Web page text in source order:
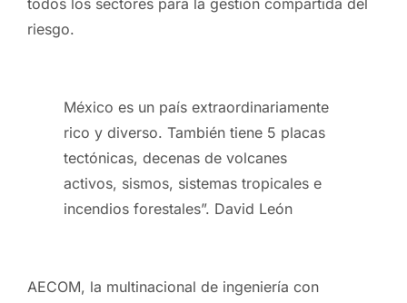
riesgo.
México es un país extraordinariamente
rico y diverso. También tiene 5 placas
tectónicas, decenas de volcanes
activos, sismos, sistemas tropicales e
incendios forestales”. David León
AECOM, la multinacional de ingeniería con